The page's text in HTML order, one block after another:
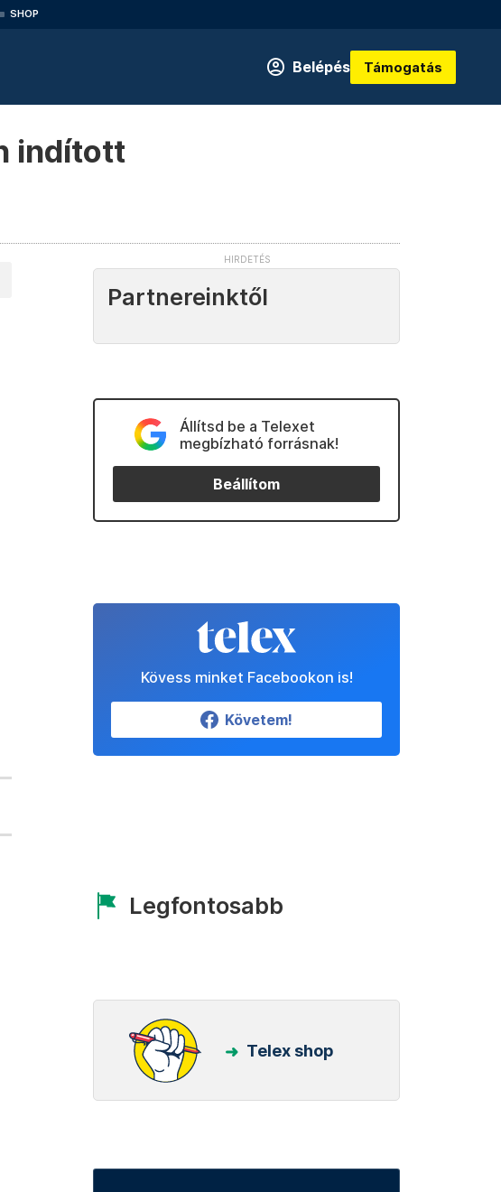
SHOP
Belépés Támogatás
indított
Partnereinktől
Állítsd be a Telexet
megbízható forrásnak!
Beállítom
Kövess minket Facebookon is!
Követem!
Legfontosabb
Telex shop